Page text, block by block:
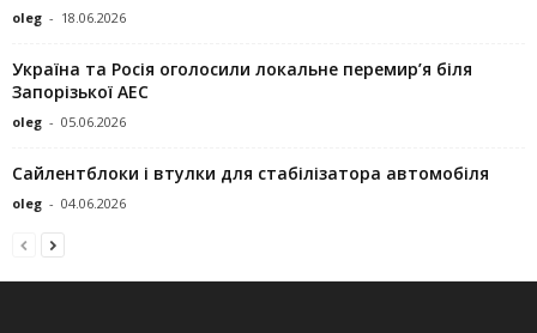
oleg - 18.06.2026
Україна та Росія оголосили локальне перемир’я біля
Запорізької АЕС
oleg - 05.06.2026
Сайлентблоки і втулки для стабілізатора автомобіля
oleg - 04.06.2026